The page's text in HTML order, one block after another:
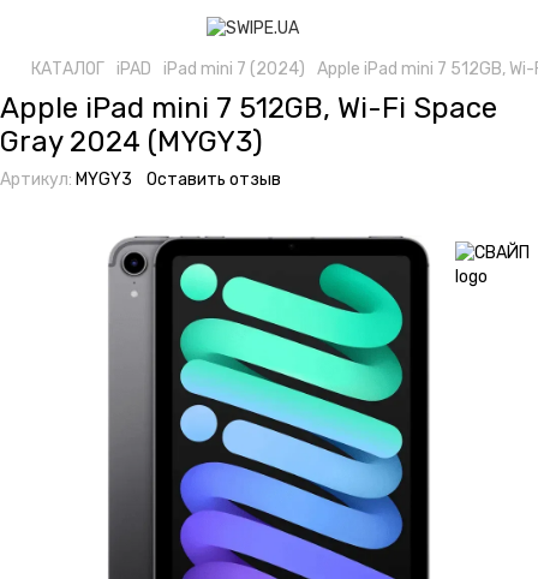
КАТАЛОГ iPAD iPad mini 7 (2024) Apple iPad mini 7 512GB,
Apple iPad mini 7 512GB, Wi-Fi Space
Gray 2024 (MYGY3)
Артикул: MYGY3 Оставить отзыв